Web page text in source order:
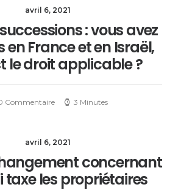
avril 6, 2021
: vous avez
en France et en Israël,
le droit applicable ?
Commentaire 3 Minutes
avril 6, 2021
concernant
taxe les propriétaires